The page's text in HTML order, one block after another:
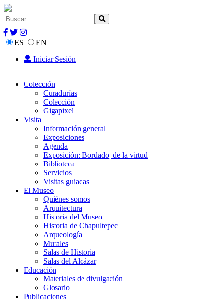
ES
EN
Iniciar Sesión
Colección
Curadurías
Colección
Gigapixel
Visita
Información general
Exposiciones
Agenda
Exposición: Bordado, de la virtud
Biblioteca
Servicios
Visitas guiadas
El Museo
Quiénes somos
Arquitectura
Historia del Museo
Historia de Chapultepec
Arqueología
Murales
Salas de Historia
Salas del Alcázar
Educación
Materiales de divulgación
Glosario
Publicaciones